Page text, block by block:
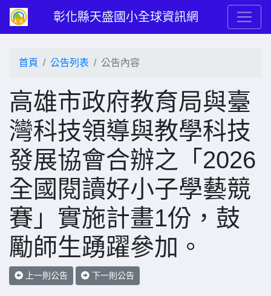
彰化縣天盛國小全球資訊網
首頁 公告列表 公告內容
高雄市政府教育局與臺
灣科技領導與教學科技
發展協會合辦之「2026
全國閱讀好小子學藝競
賽」實施計畫1份，鼓
勵師生踴躍參加。
上一則公告 下一則公告